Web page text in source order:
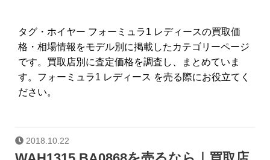
タグ・ホイヤー フォーミュラ1 レディースの買取価
格・相場情報をモデル別に掲載したカテゴリーページ
です。買取店別に査定価格を調査し、まとめていま
す。フォーミュラ1 レディース を売る際にお役立てく
ださい。
2018.10.22